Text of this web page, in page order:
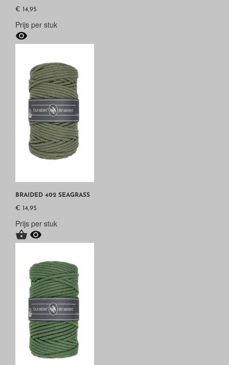
€ 14,95
Prijs per stuk

BRAIDED 402 SEAGRASS
€ 14,95
Prijs per stuk
 